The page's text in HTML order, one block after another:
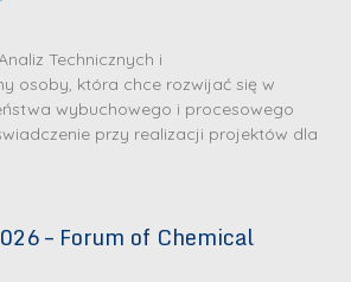
Technicznych i
osoby, która chce rozwijać się w
wybuchowego i procesowego
przy realizacji projektów dla
– Forum of Chemical